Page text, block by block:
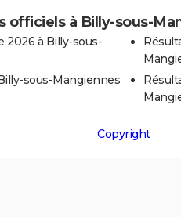
officiels à Billy-sous-
2026 à Billy-sous-
sous-Mangiennes
Copyright